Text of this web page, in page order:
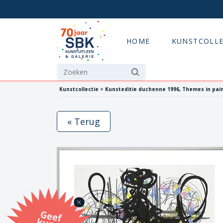
HOME
Kunstcollectie > Kunsteditie duchenne 1996, Themes in
G
eef
u
n
st
a
d
o
m
et
e SB
K
u
n
stb
o
n
« Terug